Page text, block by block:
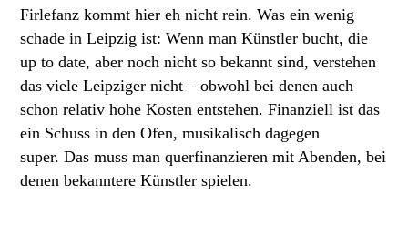
Firlefanz kommt hier eh nicht rein. Was ein wenig
schade in Leipzig ist: Wenn man Künstler bucht, die
up to date, aber noch nicht so bekannt sind, verstehen
das viele Leipziger nicht – obwohl bei denen auch
schon relativ hohe Kosten entstehen. Finanziell ist das
ein Schuss in den Ofen, musikalisch dagegen
super. Das muss man querfinanzieren mit Abenden, bei
denen bekanntere Künstler spielen.